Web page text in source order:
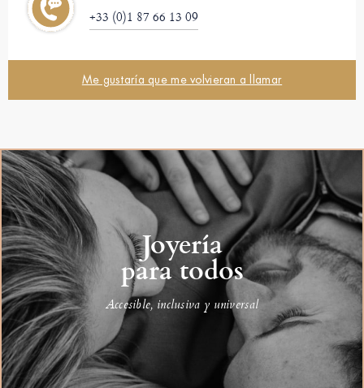
+33 (0)1 87 66 13 09
Me gustaría que me volvieran a llamar
Joyería
para todos
Accesible, inclusiva y universal